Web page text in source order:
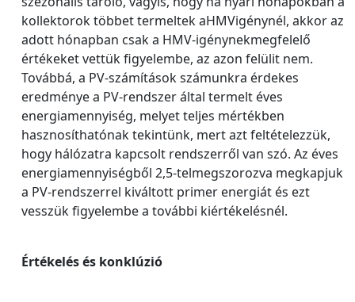
kollektorok többet termeltek aHMVigénynél, akkor az
adott hónapban csak a HMV-igénynekmegfelelő
értékeket vettük figyelembe, az azon felülit nem.
Továbbá, a PV-számítások számunkra érdekes
eredménye a PV-rendszer által termelt éves
energiamennyiség, melyet teljes mértékben
hasznosíthatónak tekintünk, mert azt feltételezzük,
hogy hálózatra kapcsolt rendszerről van szó. Az éves
energiamennyiségből 2,5-telmegszorozva megkapjuk
a PV-rendszerrel kiváltott primer energiát és ezt
vesszük figyelembe a további kiértékelésnél.
Értékelés és konklúzió